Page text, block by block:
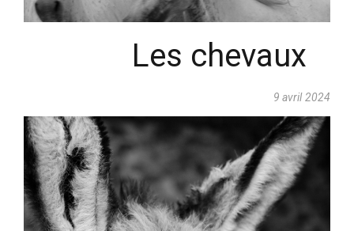
Les chevaux
9 avril 2024